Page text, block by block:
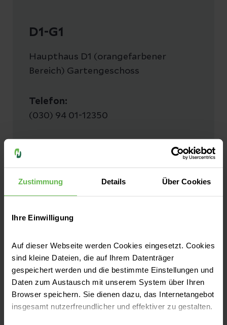
Zustimmung Details Über Cookies
Ihre Einwilligung
Auf dieser Webseite werden Cookies eingesetzt. Cookies
sind kleine Dateien, die auf Ihrem Datenträger
gespeichert werden und die bestimmte Einstellungen und
Daten zum Austausch mit unserem System über Ihren
Browser speichern. Sie dienen dazu, das Internetangebot
insgesamt nutzerfreundlicher und effektiver zu gestalten.
D1-G1
Haupthaus D1 (orangefarbener
Bereich) Gartengeschoss
Telefon:
(030) 94 01-12350
Telefon: